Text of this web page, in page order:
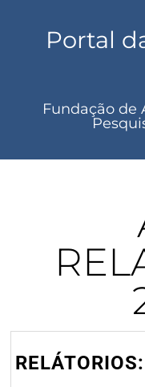
Portal
Fundação de
RELÁTORIOS: